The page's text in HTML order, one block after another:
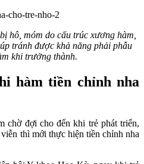
hô, móm do cấu trúc xương hàm,
tránh được khả năng phải phẫu
khi trưởng thành.
hàm tiền chỉnh nha
chờ đợi cho đến khi trẻ phát triển,
thì mới thực hiện tiền chỉnh nha